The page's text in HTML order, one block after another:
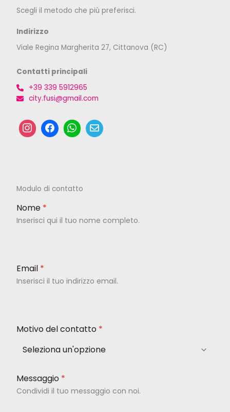
Scegli il metodo che più preferisci.
Indirizzo
Viale Regina Margherita 27, Cittanova (RC)
Contatti principali
+39 339 5912965
city.fusi@gmail.com
Modulo di contatto
Nome *
Inserisci qui il tuo nome completo.
Email *
Inserisci il tuo indirizzo email.
Motivo del contatto *
Seleziona un'opzione
Messaggio *
Condividi il tuo messaggio con noi.